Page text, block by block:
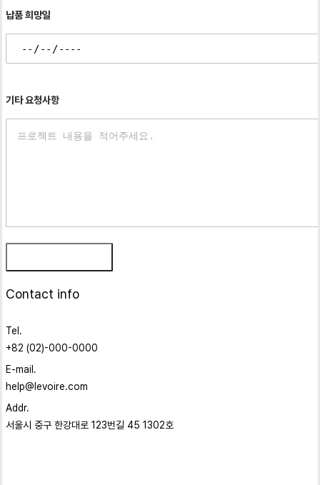
납품 희망일
기타 요청사항
Contact info
Tel.
+82 (02)-000-0000
E-mail.
help@levoire.com
Addr.
서울시 중구 한강대로 123번길 45 1302호